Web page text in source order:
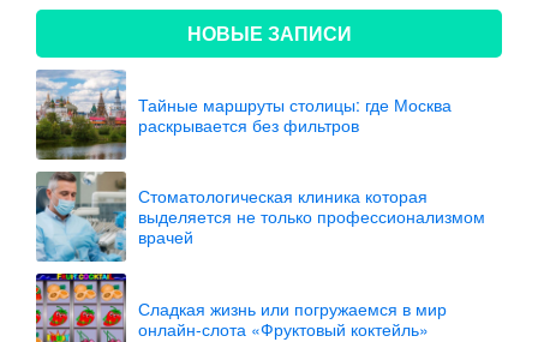
НОВЫЕ ЗАПИСИ
Тайные маршруты столицы: где Москва
раскрывается без фильтров
Стоматологическая клиника которая
выделяется не только профессионализмом
врачей
Сладкая жизнь или погружаемся в мир
онлайн-слота «Фруктовый коктейль»